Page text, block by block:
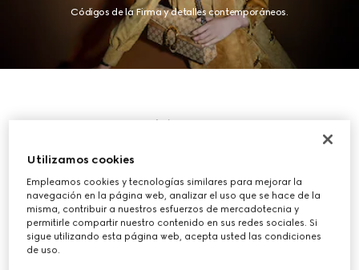
Códigos de la Firma y detalles contemporáneos.
Mujer
COMPRAR
Utilizamos cookies
Empleamos cookies y tecnologías similares para mejorar la
navegación en la página web, analizar el uso que se hace de la
misma, contribuir a nuestros esfuerzos de mercadotecnia y
permitirle compartir nuestro contenido en sus redes sociales. Si
sigue utilizando esta página web, acepta usted las condiciones
de uso.